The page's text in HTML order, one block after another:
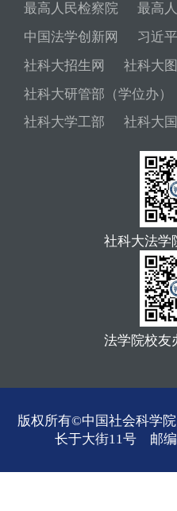
最高人民检察院
最高
中国法学创新网
习近
社科大招生网
社科大
社科大研管部（学位办）
社科大学工部
社科大
社科大法学
法学院校友
版权所有©中国社会科学
长于大街11号 邮